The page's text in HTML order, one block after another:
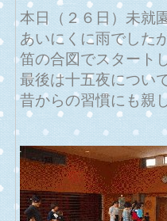
本日（２６日）未就
あいにくに雨でした
笛の合図でスタート
最後は十五夜につい
昔からの習慣にも親